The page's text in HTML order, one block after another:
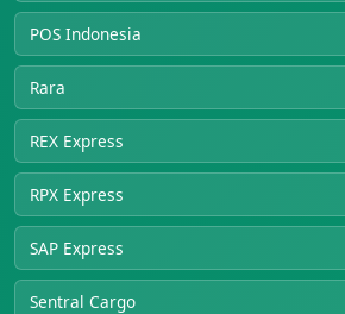
POS Indonesia
Rara
REX Express
RPX Express
SAP Express
Sentral Cargo